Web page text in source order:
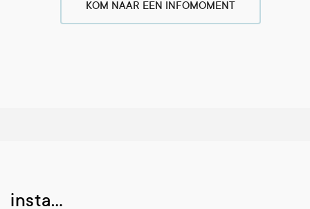
KOM NAAR EEN INFOMOMENT
insta…